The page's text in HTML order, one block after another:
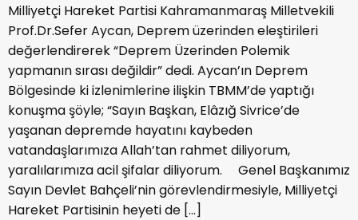
Milliyetçi Hareket Partisi Kahramanmaraş Milletvekili
Prof.Dr.Sefer Aycan, Deprem üzerinden eleştirileri
değerlendirerek “Deprem Üzerinden Polemik
yapmanın sırası değildir” dedi. Aycan’ın Deprem
Bölgesinde ki izlenimlerine ilişkin TBMM’de yaptığı
konuşma şöyle; “Sayın Başkan, Elâzığ Sivrice’de
yaşanan depremde hayatını kaybeden
vatandaşlarımıza Allah’tan rahmet diliyorum,
yaralılarımıza acil şifalar diliyorum. Genel Başkanımız
Sayın Devlet Bahçeli’nin görevlendirmesiyle, Milliyetçi
Hareket Partisinin heyeti de […]